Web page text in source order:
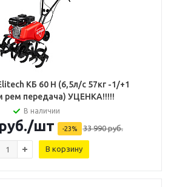
КБ 60 H (6,5л/с 57кг -1/+1
рем передача) УЦЕНКА!!!!!
В наличии
руб./шт -23% 33 990руб.
В корзину